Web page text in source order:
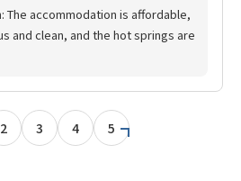
The accommodation is affordable,
and clean, and the hot springs are
2 3 4 5